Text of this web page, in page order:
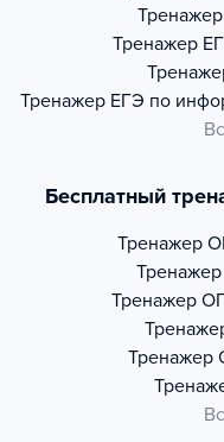
Тренажер
Тренажер
Тренажер ЕГЭ по
Бесплатный
Тренажер
Тренажер
Тренажер
Тренажер